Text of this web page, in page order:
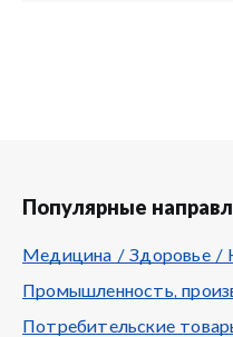
Популярные
Медицина / Здоровье /
Промышленность,
Потребительские